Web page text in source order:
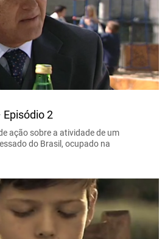
2
ação sobre a atividade de um
do Brasil, ocupado na